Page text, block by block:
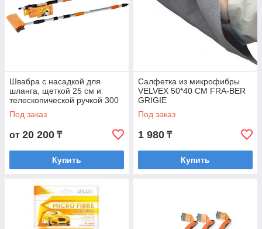
Швабра с насадкой для
шланга, щеткой 25 см и
телескопической ручкой 300
см
Под заказ
от 20 200 ₸
Купить
Салфетка из микрофибры
VELVEX 50*40 CM FRA-BER
GRIGIE
Под заказ
1 980 ₸
Купить